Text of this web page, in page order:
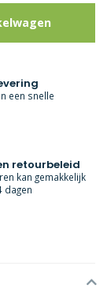
een snelle
retourbeleid
kan gemakkelijk
dagen